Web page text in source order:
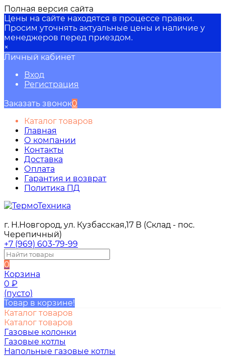
Полная версия сайта
Цены на сайте находятся в процессе правки.
Просим уточнять актуальные цены и наличие у
менеджеров перед приездом.
×
Личный кабинет
Вход
Регистрация
Заказать звонок0
Каталог товаров
Главная
О компании
Контакты
Доставка
Оплата
Гарантия и возврат
Политика ПД
г. Н.Новгород, ул. Кузбасская,17 В (Склад - пос.
Черепичный)
+7 (969) 603-79-99
0
Корзина
0 ₽
(пусто)
Товар в корзине!
Каталог товаров
Каталог товаров
Газовые колонки
Газовые котлы
Напольные газовые котлы